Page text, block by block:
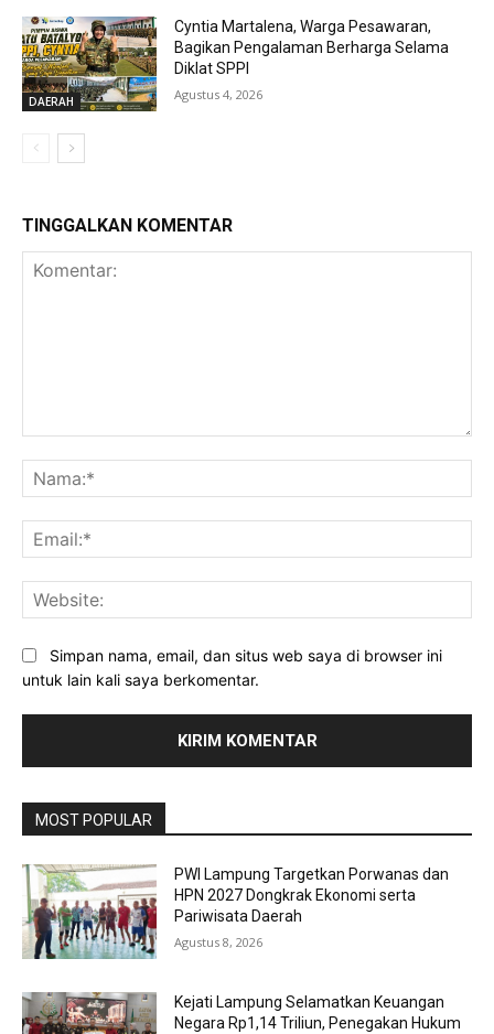
DAERAH
Cyntia Martalena, Warga Pesawaran,
Bagikan Pengalaman Berharga Selama
Diklat SPPI
Agustus 4, 2026
TINGGALKAN KOMENTAR
Simpan nama, email, dan situs web saya di browser ini
untuk lain kali saya berkomentar.
MOST POPULAR
PWI Lampung Targetkan Porwanas dan
HPN 2027 Dongkrak Ekonomi serta
Pariwisata Daerah
Agustus 8, 2026
Kejati Lampung Selamatkan Keuangan
Negara Rp1,14 Triliun, Penegakan Hukum